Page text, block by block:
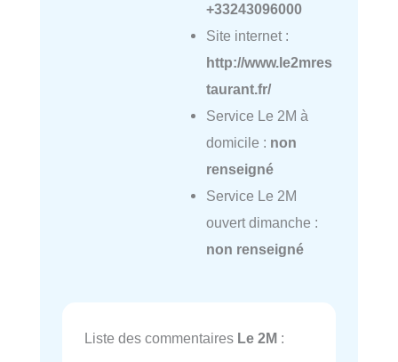
+33243096000
Site internet :
http://www.le2mres
taurant.fr/
Service Le 2M à
domicile : non
renseigné
Service Le 2M
ouvert dimanche :
non renseigné
Liste des commentaires Le 2M :